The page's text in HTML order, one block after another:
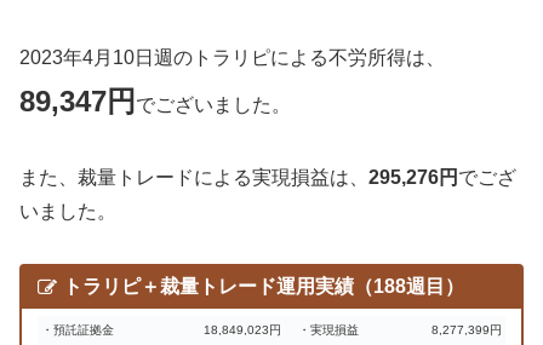
2023年4月10日週のトラリピによる不労所得は、
89,347円 でございました。
また、裁量トレードによる実現損益は、 295,276円 でござ
いました。
トラリピ＋裁量トレード運用実績（188週目）
・預託証拠金 18,849,023円 ・実現損益 8,277,399円